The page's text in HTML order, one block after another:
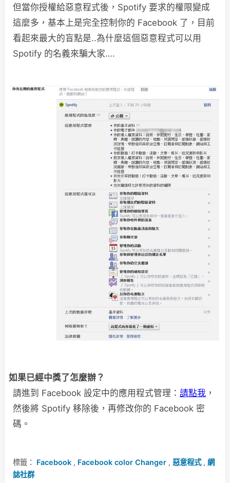
但當你授權給惡意程式後，Spotify 要求的權限變成
這麼多，基本上是完全控制你的 Facebook 了，目前
看起來最大的盲點是..為什麼這個惡意程式可以用
Spotify 的名義來騙大家….
如果已經中獎了怎麼辦？
請進到 Facebook 設定中的應用程式管理： 請點我 ，
然後將 Spotify 移除後，再修改你的 Facebook 密
碼。
標籤： Facebook , Facebook color Changer , 惡意程式, 網
誌社群